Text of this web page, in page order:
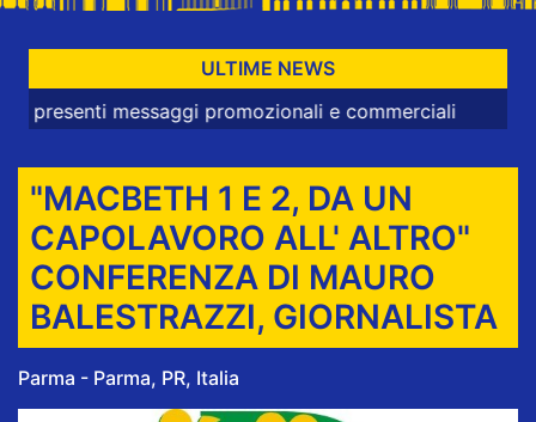
ULTIME NEWS
messaggi promozionali e commerciali
"MACBETH 1 E 2, DA UN
CAPOLAVORO ALL' ALTRO"
CONFERENZA DI MAURO
BALESTRAZZI, GIORNALISTA
Parma - Parma, PR, Italia